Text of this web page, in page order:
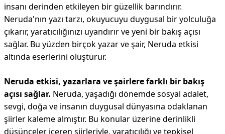
insanı derinden etkileyen bir güzellik barındırır.
Neruda'nın yazı tarzı, okuyucuyu duygusal bir yolculuğa
çıkarır, yaratıcılığınızı uyandırır ve yeni bir bakış açısı
sağlar. Bu yüzden birçok yazar ve şair, Neruda etkisi
altında eserlerini oluşturur.
Neruda etkisi, yazarlara ve şairlere farklı bir bakış
açısı sağlar. Neruda, yaşadığı dönemde sosyal adalet,
sevgi, doğa ve insanın duygusal dünyasına odaklanan
şiirler kaleme almıştır. Bu konular üzerine derinlikli
düşünceler içeren şiirleriyle, yaratıcılığı ve tepkisel